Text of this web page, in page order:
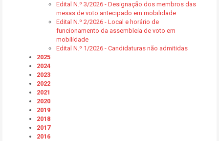
Edital N.º 3/2026 - Designação dos membros das
mesas de voto antecipado em mobilidade
Edital N.º 2/2026 - Local e horário de
funcionamento da assembleia de voto em
mobilidade
Edital N.º 1/2026 - Candidaturas não admitidas
2025
2024
2023
2022
2021
2020
2019
2018
2017
2016